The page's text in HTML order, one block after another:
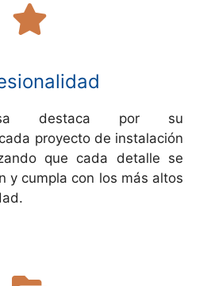
destaca por su
proyecto de instalación
que cada detalle se
y cumpla con los más altos